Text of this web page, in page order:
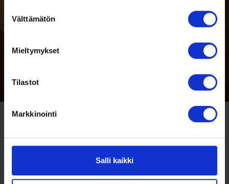
valinta
Välttämätön
Mieltymykset
Tilastot
Markkinointi
Salli kaikki